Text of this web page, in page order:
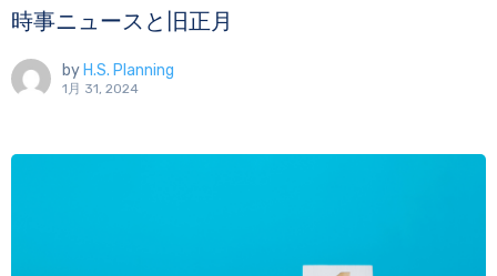
時事ニュースと旧正月
by H.S. Planning
1月 31, 2024